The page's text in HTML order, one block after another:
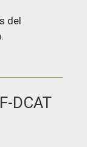
del
DCAT